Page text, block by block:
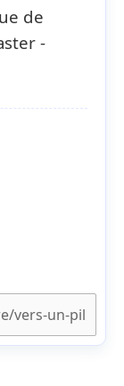
de
-